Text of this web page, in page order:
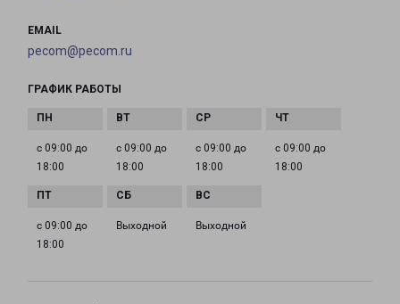
EMAIL
pecom@pecom.ru
ГРАФИК РАБОТЫ
с 09:00 до
18:00
с 09:00 до
18:00
с 09:00 до
18:00
с 09:00 до
18:00
с 09:00 до
18:00
Выходной Выходной